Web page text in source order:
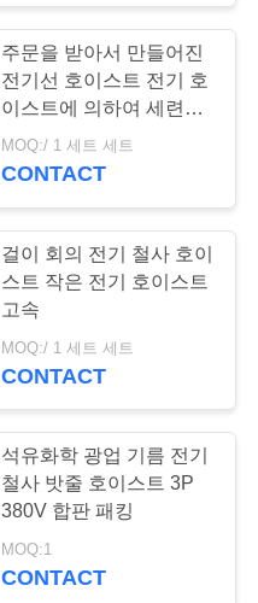
주문을 받아서 만들어진
전기선 호이스트 전기 호
이스트에 의하여 세련되
는 구조
MOQ:/ 1 세트 세트
CONTACT
걸이 회의 전기 철사 호이
스트 작은 전기 호이스트
고속
MOQ:/ 1 세트 세트
CONTACT
석유화학 광업 기름 전기
철사 밧줄 호이스트 3P
380V 합판 패킹
MOQ:1
CONTACT